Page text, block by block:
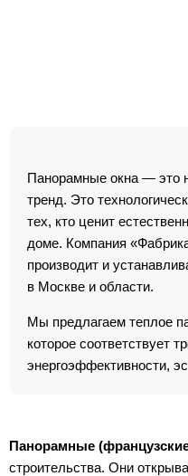
Панорамные окна — это
тренд. Это
тех, кто ценит
доме. Компания
производит и
в Москве и области.
Мы предлагаем теплое
которое соответствует
энергоэффективности,
Панорамные
строительства. Они